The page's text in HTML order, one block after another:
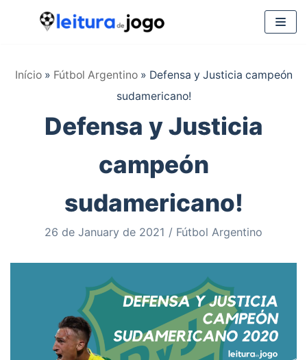
contenido
Início» Fútbol Argentino» Defensa y Justicia campeón
sudamericano!
Defensa y Justicia
campeón
sudamericano!
26 de January de 2021 Fútbol Argentino